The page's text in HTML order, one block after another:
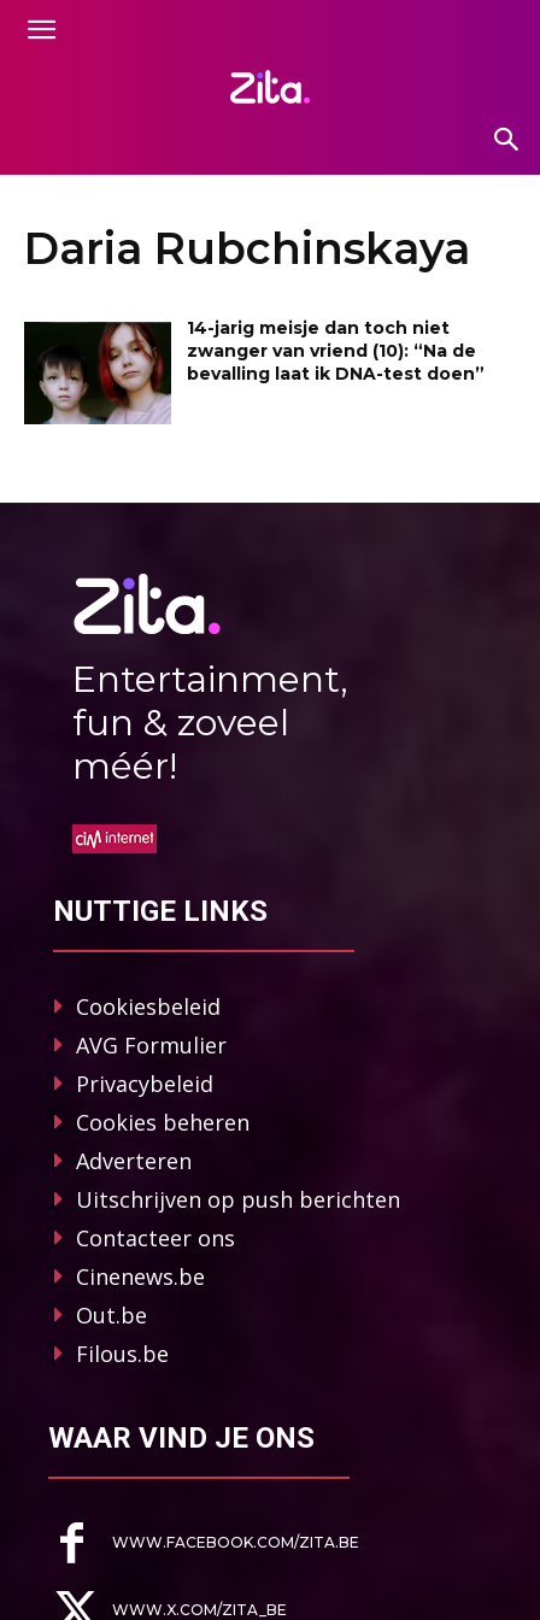
Daria Rubchinskaya
14-jarig meisje dan toch niet
zwanger van vriend (10): “Na de
bevalling laat ik DNA-test doen”
Entertainment,
fun & zoveel
méér!
NUTTIGE LINKS
Cookiesbeleid
AVG Formulier
Privacybeleid
Cookies beheren
Adverteren
Uitschrijven op push berichten
Contacteer ons
Cinenews.be
Out.be
Filous.be
WAAR VIND JE ONS
WWW.FACEBOOK.COM/ZITA.BE
WWW.X.COM/ZITA_BE